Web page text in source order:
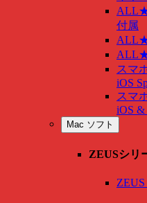
付属
スマ
iOS
スマ
iOS &
Mac ソフト
ZEUSシリ